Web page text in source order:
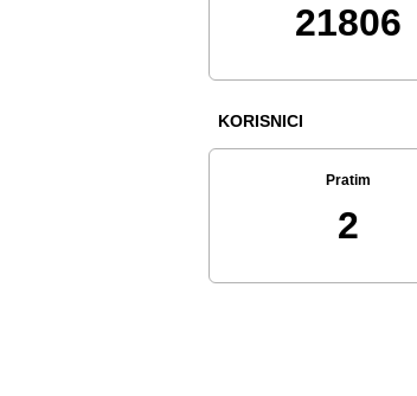
21806
KORISNICI
Pratim
2